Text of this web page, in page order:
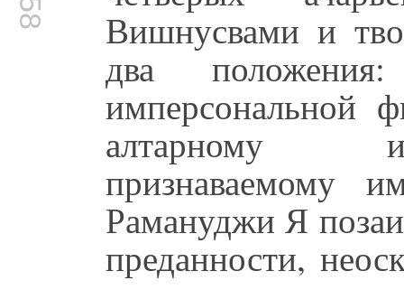
Вишнусвами и
два
имперсональной
алтарному
признаваемому
Рамануджи Я
преданности,